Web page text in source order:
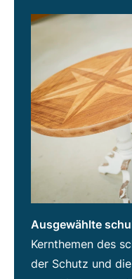
Ausgewählte
Kernthemen des
der Schutz und